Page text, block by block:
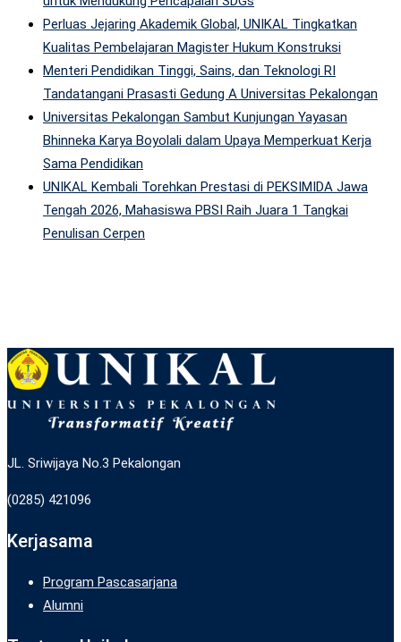
Perluas Jejaring Akademik Global, UNIKAL Tingkatkan
Kualitas Pembelajaran Magister Hukum Konstruksi
Menteri Pendidikan Tinggi, Sains, dan Teknologi RI
Tandatangani Prasasti Gedung A Universitas Pekalongan
Universitas Pekalongan Sambut Kunjungan Yayasan
Bhinneka Karya Boyolali dalam Upaya Memperkuat Kerja
Sama Pendidikan
UNIKAL Kembali Torehkan Prestasi di PEKSIMIDA Jawa
Tengah 2026, Mahasiswa PBSI Raih Juara 1 Tangkai
Penulisan Cerpen
JL. Sriwijaya No.3 Pekalongan
(0285) 421096
Kerjasama
Program Pascasarjana
Alumni